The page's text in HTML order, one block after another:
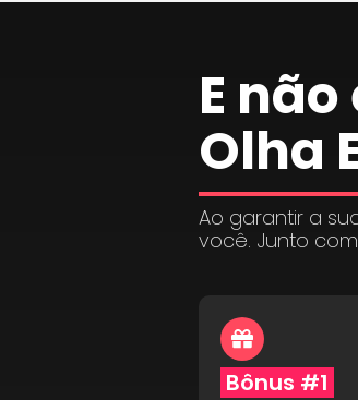
E
Olha
Ao garantir a
você. Junto
Bônus #1